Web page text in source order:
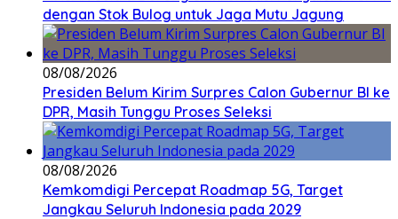
dengan Stok Bulog untuk Jaga Mutu Jagung
08/08/2026
Presiden Belum Kirim Surpres Calon Gubernur BI ke
DPR, Masih Tunggu Proses Seleksi
08/08/2026
Kemkomdigi Percepat Roadmap 5G, Target
Jangkau Seluruh Indonesia pada 2029